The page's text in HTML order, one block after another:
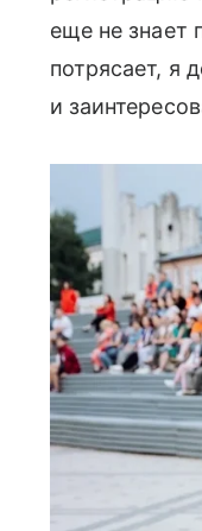
еще не знает
потрясает, я
и